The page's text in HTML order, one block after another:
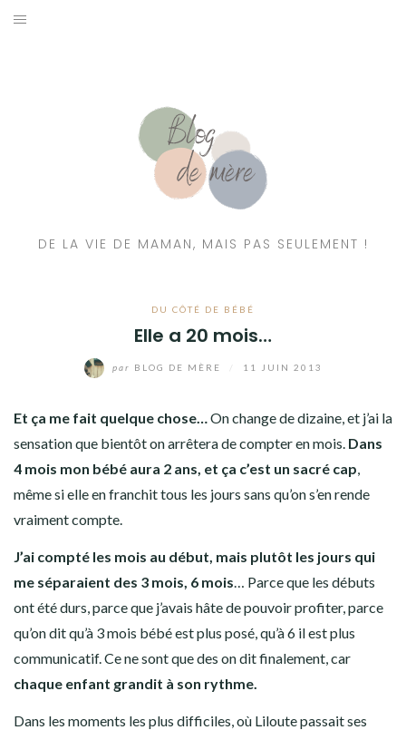
DE LA VIE DE MAMAN, MAIS PAS SEULEMENT !
DU CÔTÉ DE BÉBÉ
Elle a 20 mois…
par BLOG DE MÈRE 11 JUIN 2013
Et ça me fait quelque chose…On change de dizaine, et j’ai la
sensation que bientôt on arrêtera de compter en mois. Dans
4 mois mon bébé aura 2 ans, et ça c’est un sacré cap,
même si elle en franchit tous les jours sans qu’on s’en rende
vraiment compte.
J’ai compté les mois au début, mais plutôt les jours qui
me séparaient des 3 mois, 6 mois… Parce que les débuts
ont été durs, parce que j’avais hâte de pouvoir profiter, parce
qu’on dit qu’à 3 mois bébé est plus posé, qu’à 6 il est plus
communicatif. Ce ne sont que des on dit finalement, car
chaque enfant grandit à son rythme.
Dans les moments les plus difficiles, où Liloute passait ses
RESSOURCES NUTRITION & PARENTALITÉ